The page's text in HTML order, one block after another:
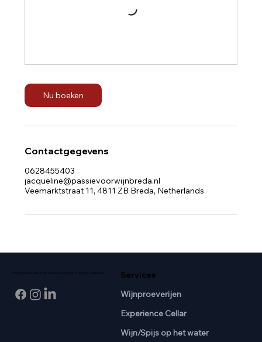
Nu boeken
Contactgegevens
0628455403
jacqueline@passievoorwijnbreda.nl
Veemarktstraat 11, 4811 ZB Breda, Netherlands
Professionele wijnkennis en passie voor wijn in het hart van Breda. Services
Wijnproeverijen
Experience Cellar
Wijn/Spijs op het water